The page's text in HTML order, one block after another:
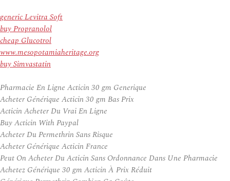
generic Levitra Soft
buy Propranolol
cheap Glucotrol
www.mesopotamiaheritage.org
buy Simvastatin
Pharmacie En Ligne Acticin 30 gm Generique
Acheter Générique Acticin 30 gm Bas Prix
Acticin Acheter Du Vrai En Ligne
Buy Acticin With Paypal
Acheter Du Permethrin Sans Risque
Acheter Générique Acticin France
Peut On Acheter Du Acticin Sans Ordonnance Dans Une Pharmacie
Achetez Générique 30 gm Acticin À Prix Réduit